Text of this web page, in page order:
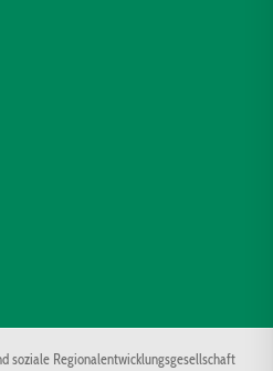
soziale Regionalentwicklungsgesellschaft